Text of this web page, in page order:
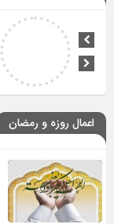
اعمال روزه و رمضان